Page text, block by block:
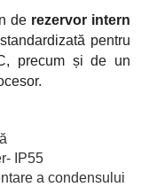
de rezervor intern
pentru
precum și de un
IP55
a condensului